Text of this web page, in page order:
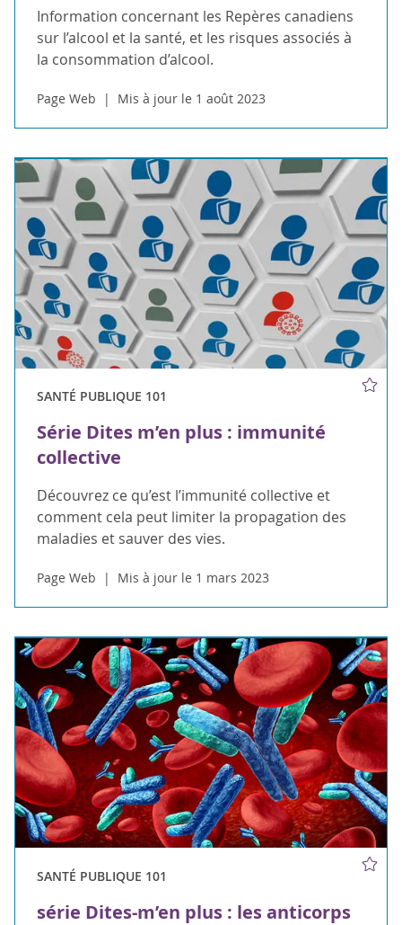
Information concernant les Repères canadiens
sur l’alcool et la santé, et les risques associés à
la consommation d’alcool.
Page Web Mis à jour le 1 août 2023
SANTÉ PUBLIQUE 101
Série Dites m’en plus : immunité
collective
Découvrez ce qu’est l’immunité collective et
comment cela peut limiter la propagation des
maladies et sauver des vies.
Page Web Mis à jour le 1 mars 2023
SANTÉ PUBLIQUE 101
série Dites-m’en plus : les anticorps